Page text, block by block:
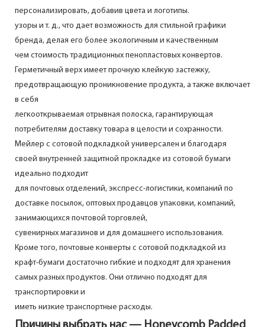
персонализировать, добавив цвета и логотипы.
узоры и т. д., что дает возможность для стильной графики
бренда, делая его более экологичным и качественным
чем стоимость традиционных пенопластовых конвертов.
Герметичный верх имеет прочную клейкую застежку,
предотвращающую проникновение продукта, а также включает
в себя
легкооткрываемая отрывная полоска, гарантирующая
потребителям доставку товара в целости и сохранности.
Мейлер с сотовой подкладкой универсален и благодаря
своей внутренней защитной прокладке из сотовой бумаги
идеально подходит
для почтовых отделений, экспресс-логистики, компаний по
доставке посылок, оптовых продавцов упаковки, компаний,
занимающихся почтовой торговлей,
сувенирных магазинов и для домашнего использования.
Кроме того, почтовые конверты с сотовой подкладкой из
крафт-бумаги достаточно гибкие и подходят для хранения
самых разных продуктов. Они отлично подходят для
транспортировки и
иметь низкие транспортные расходы.